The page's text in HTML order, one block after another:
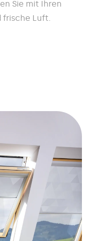
Sie mit Ihren
Luft.